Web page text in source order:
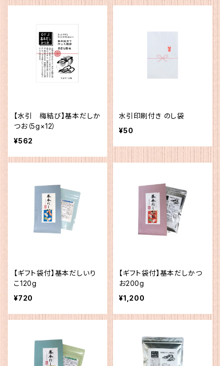
【水引 梅結び】基本だしか
つお（5g×12）
¥562
水引印刷付き のし袋
¥50
【ギフト袋付】基本だしいり
こ120g
¥720
【ギフト袋付】基本だしかつ
お200g
¥1,200